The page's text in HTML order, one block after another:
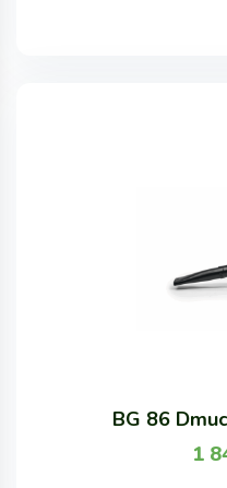
BG 86
1